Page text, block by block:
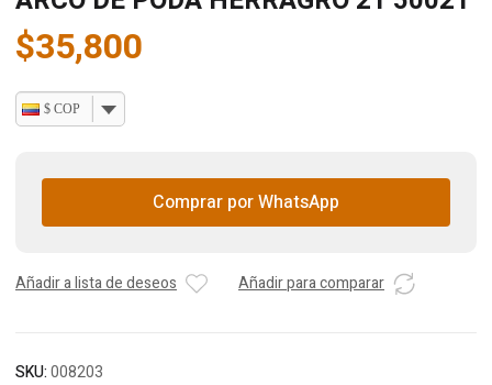
$35,800
$ COP
Comprar por WhatsApp
Añadir a lista de deseos Añadir para comparar
SKU:008203